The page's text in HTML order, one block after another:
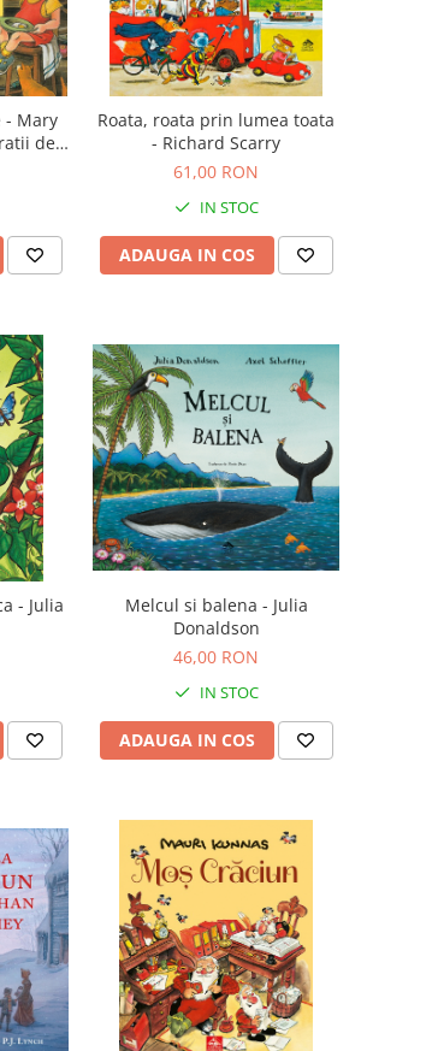
- Mary
de
Roata, roata prin lumea toata
- Richard Scarry
61,00 RON
IN STOC
ADAUGA IN COS
- Julia
Melcul si balena - Julia
Donaldson
46,00 RON
IN STOC
ADAUGA IN COS